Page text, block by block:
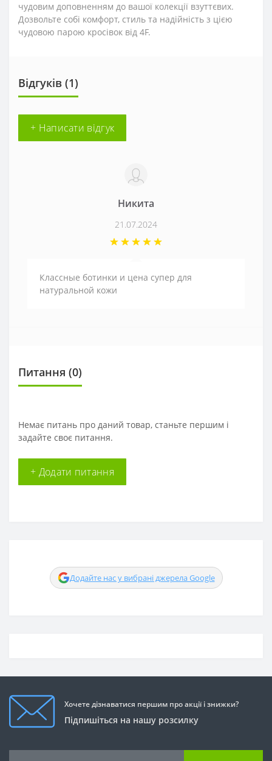
чудовим доповненням до вашої колекції взуттєвих.
Дозвольте собі комфорт, стиль та надійність з цією
чудовою парою кросівок від 4F.
Відгуків (1)
+ Написати відгук
Никита
21.07.2024
Классные ботинки и цена супер для
натуральной кожи
Питання (0)
Немає питань про даний товар, станьте першим і
задайте своє питання.
+ Додати питання
Додайте нас у вибрані джерела Google
Хочете дізнаватися першим про акції і знижки?
Підпишіться на нашу розсилку